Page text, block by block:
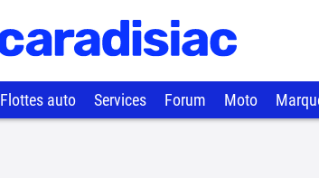
Flottes auto Services Forum Moto